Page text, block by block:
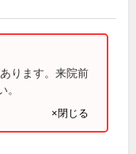
ります。来院前
×閉じる